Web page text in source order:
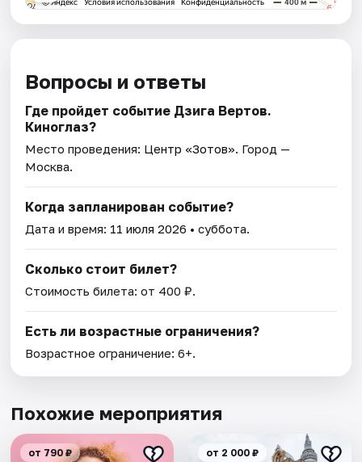
Вопросы и ответы
Где пройдет событие Дзига Вертов.
Киноглаз?
Место проведения: Центр «Зотов». Город —
Москва.
Когда запланирован событие?
Дата и время: 11 июля 2026 • суббота.
Сколько стоит билет?
Стоимость билета: от 400 ₽.
Есть ли возрастные ограничения?
Возрастное ограничение: 6+.
Похожие мероприятия
от 790 ₽ от 2 000 ₽